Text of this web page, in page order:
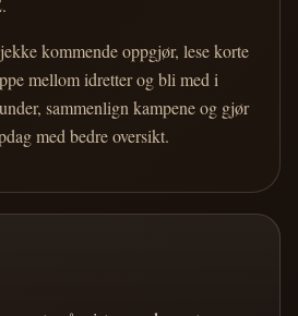
kommende oppgjør, lese korte
mellom idretter og bli med i
sammenlign kampene og gjør
med bedre oversikt.